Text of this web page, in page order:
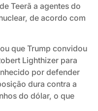
Teerã a agentes do
de acordo com
que Trump convidou
Lighthizer para
por defender
dura contra a
do dólar, o que